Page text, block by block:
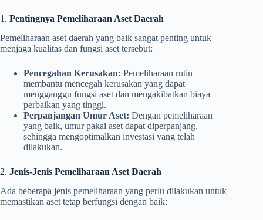
1. Pentingnya Pemeliharaan Aset Daerah
Pemeliharaan aset daerah yang baik sangat penting untuk
menjaga kualitas dan fungsi aset tersebut:
Pencegahan Kerusakan: Pemeliharaan rutin
membantu mencegah kerusakan yang dapat
mengganggu fungsi aset dan mengakibatkan biaya
perbaikan yang tinggi.
Perpanjangan Umur Aset: Dengan pemeliharaan
yang baik, umur pakai aset dapat diperpanjang,
sehingga mengoptimalkan investasi yang telah
dilakukan.
2. Jenis-Jenis Pemeliharaan Aset Daerah
Ada beberapa jenis pemeliharaan yang perlu dilakukan untuk
memastikan aset tetap berfungsi dengan baik: